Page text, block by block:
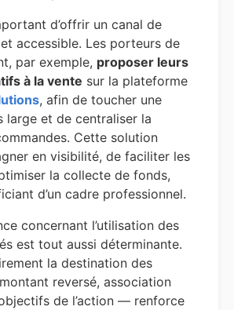
d’offrir un canal de
accessible. Les porteurs de
par exemple, proposer leurs
à la vente sur la plateforme
, afin de toucher une
large et de centraliser la
Cette solution
en visibilité, de faciliter les
la collecte de fonds,
d’un cadre professionnel.
concernant l’utilisation des
est tout aussi déterminante.
la destination des
reversé, association
de l’action — renforce